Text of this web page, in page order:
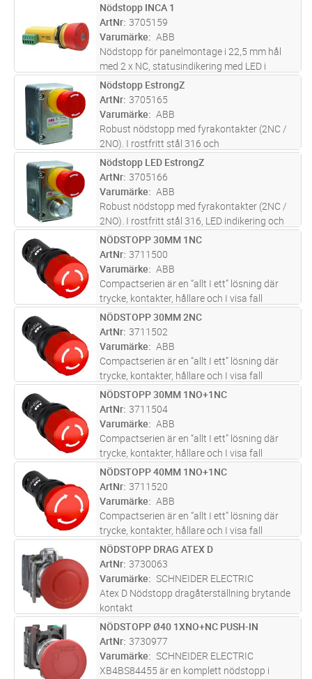
ST Lägg i kundvagn
Nödstopp INCA 1
ArtNr 3705159
Varumärke
ABB
Nödstopp för panelmontage i 22,5 mm hål
med 2 x NC, statusindikering med LED i
tryckknapp och löstagbar plintanslutning.
ST Lägg i kundvagn
Nödstopp EstrongZ
ArtNr 3705165
Varumärke
ABB
Robust nödstopp med fyrakontakter (2NC /
2NO). I rostfritt stål 316 och
kabelgenomföring 3 x M20.
ST Lägg i kundvagn
Nödstopp LED EstrongZ
ArtNr 3705166
Varumärke
ABB
Robust nödstopp med fyrakontakter (2NC /
2NO). I rostfritt stål 316, LED indikering och
kabelgenomföring 3 x M20.
ST Lägg i kundvagn
NÖDSTOPP 30MM 1NC
ArtNr 3711500
Varumärke
ABB
Compactserien är en “allt I ett” lösning där
trycke, kontakter, hållare och I visa fall
ljuskälla är inkluderade I en enhet.
Compactserein finns i en mängd olika
produkttyper såsom: tryckknappar, si
mer
ST Lägg i kundvagn
NÖDSTOPP 30MM 2NC
ArtNr 3711502
Varumärke
ABB
Compactserien är en “allt I ett” lösning där
trycke, kontakter, hållare och I visa fall
ljuskälla är inkluderade I en enhet.
Compactserein finns i en mängd olika
produkttyper såsom: tryckknappar, si
mer
ST Lägg i kundvagn
NÖDSTOPP 30MM 1NO+1NC
ArtNr 3711504
Varumärke
ABB
Compactserien är en “allt I ett” lösning där
trycke, kontakter, hållare och I visa fall
ljuskälla är inkluderade I en enhet.
Compactserein finns i en mängd olika
produkttyper såsom: tryckknappar, si
mer
ST Lägg i kundvagn
NÖDSTOPP 40MM 1NO+1NC
ArtNr 3711520
Varumärke
ABB
Compactserien är en “allt I ett” lösning där
trycke, kontakter, hållare och I visa fall
ljuskälla är inkluderade I en enhet.
Compactserein finns i en mängd olika
produkttyper såsom: tryckknappar, si
mer
ST Lägg i kundvagn
NÖDSTOPP DRAG ATEX D
ArtNr 3730063
Varumärke
SCHNEIDER ELECTRIC
Atex D Nödstopp dragåterställning brytande
kontakt
ST Lägg i kundvagn
NÖDSTOPP Ø40 1XNO+NC PUSH-IN
ArtNr 3730977
Varumärke
SCHNEIDER ELECTRIC
XB4BS84455 är en komplett nödstopp i